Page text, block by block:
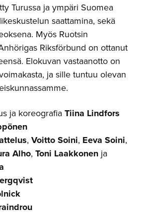
Turussa ja ympäri Suomea
saattamina, sekä
Myös Ruotsin
Riksförbund on ottanut
Elokuvan vastaanotto on
ja sille tuntuu olevan
ja koreografiaTiina Lindfors
, Voitto Soini, Eeva Soini,
Alho, Toni Laakkonen ja